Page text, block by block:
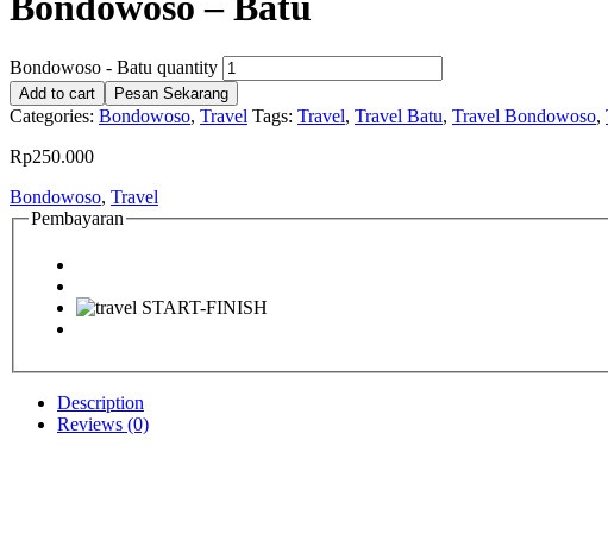
Bondowoso - Batu quantity
Add to cart Pesan Sekarang
Categories: Bondowoso, Travel Tags: Travel, Travel Batu, Travel Bondowoso,
Rp250.000
Bondowoso, Travel
Pembayaran
Description
Reviews (0)